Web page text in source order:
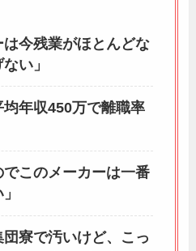
は今残業がほとんどな
い」
均年収450万で離職率
でこのメーカーは一番
団寮で汚いけど、こっ